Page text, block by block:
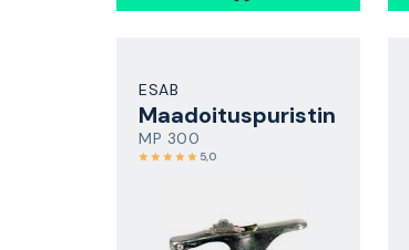
ESAB
Maadoituspuristin
MP 300
5,0